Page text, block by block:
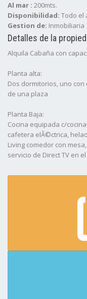
Al mar : 200mts.
Disponibilidad: Todo el
Gestion de: Inmobiliaria
Detalles de la
Alquila Cabaña con
Planta alta:
Dos dormitorios, uno con
de una plaza
Planta Baja:
Cocina equipada c/
cafetera elÃ©ctrica,
Living comedor con mesa,
servicio de Direct TV en
Aire Acondicionado en
Puerta de seguridad en
seguridad, Luz de
Parque c/parrilla y